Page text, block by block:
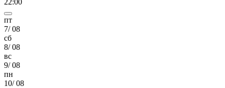
пт
7/08
сб
8/08
вс
9/08
пн
10/08